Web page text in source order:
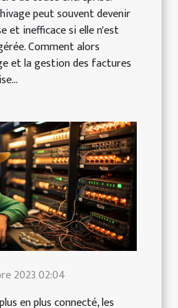
peut souvent devenir
et inefficace si elle n'est
Comment alors
et la gestion des factures
2023 02:04
en plus connecté, les